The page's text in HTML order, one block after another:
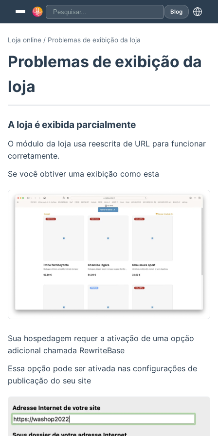
Blog
Loja online / Problemas de exibição da loja
Problemas de exibição da
loja
A loja é exibida parcialmente
O módulo da loja usa reescrita de URL para funcionar
corretamente.
Se você obtiver uma exibição como esta
Sua hospedagem requer a ativação de uma opção
adicional chamada RewriteBase
Essa opção pode ser ativada nas configurações de
publicação do seu site